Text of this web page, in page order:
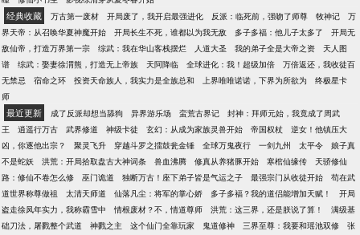
经典收藏 万古第一废材 开局废了，我开启最强进化 反派：临死前，强吻了师尊 牧神记
万
界天帝：从召唤华夏神魔开始
开局长生不死，谁都以为我无敌 多子多福：他儿子太多了
开局无
敌仙帝，打造万界第一宗
综武：我在华山客栈摆烂 人道大圣 我的弟子全是大帝之资
天人图
谱
综武：娶妻徐渭熊，打造无上帝族 天阿降临 全球进化：我！超级加倍
万倍返还，我收徒百
无禁忌
宿命之环 投资天命族人，我实力是全族总和 上界唯唯诺诺，下界为所欲为
终极星卡
师
最近更新 成了反派却想当舔狗 异界游乐场 蛮荒古界记
封神：拜师元始，我竟成了周武
王
逍遥行万古 武界修道 神级卡徒 玄幻：从成为家族灵兽开始 帝国权杖
逆女！他镇压大
凶，你逐他出宗？
聚灵飞升 穿越斗罗之擂鼓瓮金锤 全球万鬼夜行 一剑九州 太平令
娘子真
不是蛇妖
洪荒：开局拾取盘古大神词条 兽血沸腾 修真从养猪豚开始 寒棺仙缘传
天骄修仙
路：修仙不卷怎么修
巫门诡道 独断万古！座下弟子皆是气运之子 最强宗门从收徒开始
苟在武
道世界称尊做祖
太清天师道 仙落凡尘：将军的掌心娇 多子多福？我的道侣能增加天赋！
开局
盗走徐凤年实力，我称霸雪中
情根废材？不，情道尊师 洪荒：这三界，还是朕说了算！
满级基
础刀法，屠戮整个武道
神戮之主 这个仙门全靠玩家 鬼道修神 三界至尊：我要和瑶池双修
张